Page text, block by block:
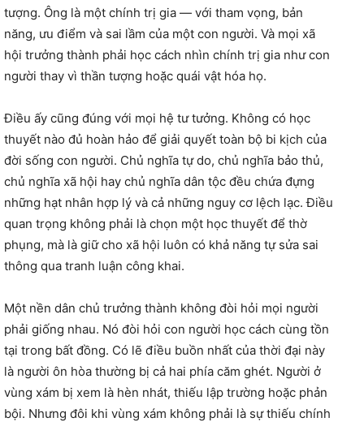
tượng. Ông là một chính trị gia — với tham vọng, bản
năng, ưu điểm và sai lầm của một con người. Và mọi xã
hội trưởng thành phải học cách nhìn chính trị gia như con
người thay vì thần tượng hoặc quái vật hóa họ.
Điều ấy cũng đúng với mọi hệ tư tưởng. Không có học
thuyết nào đủ hoàn hảo để giải quyết toàn bộ bi kịch của
đời sống con người. Chủ nghĩa tự do, chủ nghĩa bảo thủ,
chủ nghĩa xã hội hay chủ nghĩa dân tộc đều chứa đựng
những hạt nhân hợp lý và cả những nguy cơ lệch lạc. Điều
quan trọng không phải là chọn một học thuyết để thờ
phụng, mà là giữ cho xã hội luôn có khả năng tự sửa sai
thông qua tranh luận công khai.
Một nền dân chủ trưởng thành không đòi hỏi mọi người
phải giống nhau. Nó đòi hỏi con người học cách cùng tồn
tại trong bất đồng. Có lẽ điều buồn nhất của thời đại này
là người ôn hòa thường bị cả hai phía căm ghét. Người ở
vùng xám bị xem là hèn nhát, thiếu lập trường hoặc phản
bội. Nhưng đôi khi vùng xám không phải là sự thiếu chính